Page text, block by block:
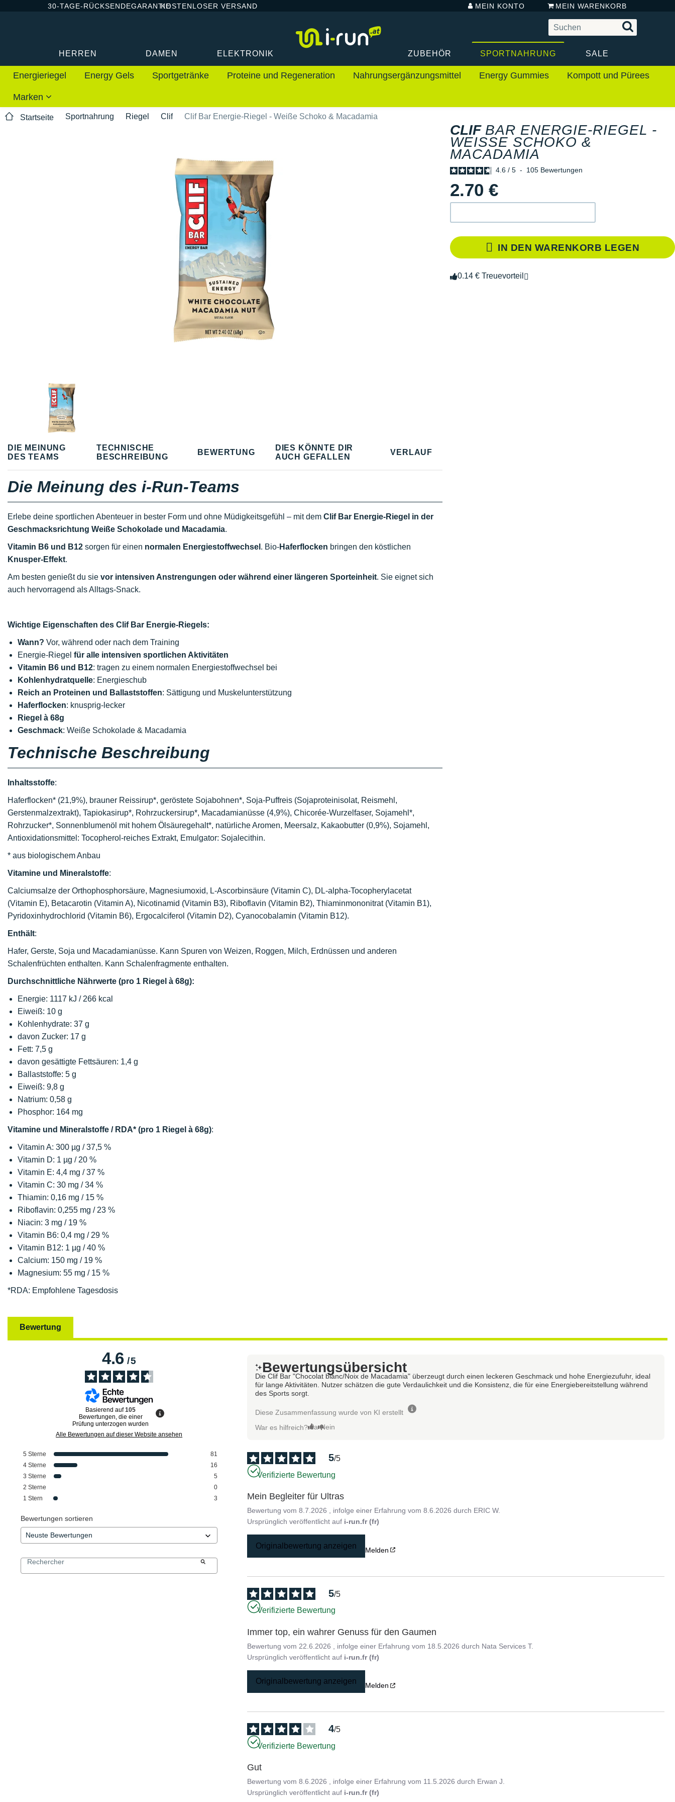
30-TAGE-RÜCKSENDEGARANTIEKOSTENLOSER VERSAND MEIN KONTO MEIN WARENKORB
HERREN DAMEN ELEKTRONIK ZUBEHÖR SPORTNAHRUNG SALE
Energieriegel Energy Gels Sportgetränke Proteine und Regeneration Nahrungsergänzungsmittel Energy Gummies Kompott und Pürees
Marken
Startseite Sportnahrung Riegel Clif Clif Bar Energie-Riegel - Weiße Schoko & Macadamia
CLIF BAR ENERGIE-RIEGEL -
WEISSE SCHOKO & M
ACADAMIA
4.6 / 5 - 105 Bewertungen
2.70 €
IN DEN WARENKORB LEGEN
0.14 € Treuevorteil
DIE MEINUNG
DES TEAMS
TECHNISCHE
BESCHREIBUNG
BEWERTUNG
DIES KÖNNTE DIR
AUCH GEFALLEN
VERLAUF
Die Meinung des i-Run-Teams
Erlebe deine sportlichen Abenteuer in bester Form und ohne Müdigkeitsgefühl – mit dem Clif Bar Energie-Riegel in der
Geschmacksrichtung Weiße Schokolade und Macadamia.
Vitamin B6 und B12 sorgen für einen normalen Energiestoffwechsel . Bio-Haferflocken bringen den köstlichen
Knusper-Effekt.
Am besten genießt du sie vor intensiven Anstrengungen oder während einer längeren Sporteinheit. Sie eignet sich
auch hervorragend als Alltags-Snack.
Wichtige Eigenschaften des Clif Bar Energie-Riegels:
Wann? Vor, während oder nach dem Training
Energie-Riegel für alle intensiven sportlichen Aktivitäten
Vitamin B6 und B12: tragen zu einem normalen Energiestoffwechsel bei
Kohlenhydratquelle: Energieschub
Reich an Proteinen und Ballaststoffen: Sättigung und Muskelunterstützung
Haferflocken: knusprig-lecker
Riegel à 68g
Geschmack: Weiße Schokolade & Macadamia
Technische Beschreibung
Inhaltsstoffe:
Haferflocken* (21,9%), brauner Reissirup*, geröstete Sojabohnen*, Soja-Puffreis (Sojaproteinisolat, Reismehl,
Gerstenmalzextrakt), Tapiokasirup*, Rohrzuckersirup*, Macadamianüsse (4,9%), Chicorée-Wurzelfaser, Sojamehl*,
Rohrzucker*, Sonnenblumenöl mit hohem Ölsäuregehalt*, natürliche Aromen, Meersalz, Kakaobutter (0,9%), Sojamehl,
Antioxidationsmittel: Tocopherol-reiches Extrakt, Emulgator: Sojalecithin.
* aus biologischem Anbau
Vitamine und Mineralstoffe:
Calciumsalze der Orthophosphorsäure, Magnesiumoxid, L-Ascorbinsäure (Vitamin C), DL-alpha-Tocopherylacetat
(Vitamin E), Betacarotin (Vitamin A), Nicotinamid (Vitamin B3), Riboflavin (Vitamin B2), Thiaminmononitrat (Vitamin B1),
Pyridoxinhydrochlorid (Vitamin B6), Ergocalciferol (Vitamin D2), Cyanocobalamin (Vitamin B12).
Enthält:
Hafer, Gerste, Soja und Macadamianüsse. Kann Spuren von Weizen, Roggen, Milch, Erdnüssen und anderen
Schalenfrüchten enthalten. Kann Schalenfragmente enthalten.
Durchschnittliche Nährwerte (pro 1 Riegel à 68g):
Energie: 1117 kJ / 266 kcal
Eiweiß: 10 g
Kohlenhydrate: 37 g
davon Zucker: 17 g
Fett: 7,5 g
davon gesättigte Fettsäuren: 1,4 g
Ballaststoffe: 5 g
Eiweiß: 9,8 g
Natrium: 0,58 g
Phosphor: 164 mg
Vitamine und Mineralstoffe / RDA* (pro 1 Riegel à 68g):
Vitamin A: 300 µg / 37,5 %
Vitamin D: 1 µg / 20 %
Vitamin E: 4,4 mg / 37 %
Vitamin C: 30 mg / 34 %
Thiamin: 0,16 mg / 15 %
Riboflavin: 0,255 mg / 23 %
Niacin: 3 mg / 19 %
Vitamin B6: 0,4 mg / 29 %
Vitamin B12: 1 µg / 40 %
Calcium: 150 mg / 19 %
Magnesium: 55 mg / 15 %
*RDA: Empfohlene Tagesdosis
Bewertung
4.6/5
Basierend auf105
Bewertungen, die einer
Prüfung unterzogen wurden
Alle Bewertungen auf dieser Website ansehen
5 Sterne
81
4 Sterne
16
3 Sterne
5
2 Sterne
0
1 Stern 3
Bewertungen sortieren
Bewertungsübersicht
Die Clif Bar "Chocolat blanc/Noix de Macadamia" überzeugt durch einen leckeren Geschmack und hohe Energiezufuhr, ideal
für lange Aktivitäten. Nutzer schätzen die gute Verdaulichkeit und die Konsistenz, die für eine Energiebereitstellung während
des Sports sorgt.
Diese Zusammenfassung wurde von KI erstellt
War es hilfreich? Ja Nein
5/5
Verifizierte Bewertung
Mein Begleiter für Ultras
Bewertung vom8.7.2026 , infolge einer Erfahrung vom8.6.2026 durch ERIC W.
Ursprünglich veröffentlicht auf i-run.fr (fr)
Originalbewertung anzeigen Melden
5/5
Verifizierte Bewertung
Immer top, ein wahrer Genuss für den Gaumen
Bewertung vom 22.6.2026 , infolge einer Erfahrung vom 18.5.2026 durch Nata Services T.
Ursprünglich veröffentlicht auf i-run.fr (fr)
Originalbewertung anzeigen Melden
4/5
Verifizierte Bewertung
Gut
Bewertung vom8.6.2026 , infolge einer Erfahrung vom 11.5.2026 durch Erwan J.
Ursprünglich veröffentlicht auf i-run.fr (fr)